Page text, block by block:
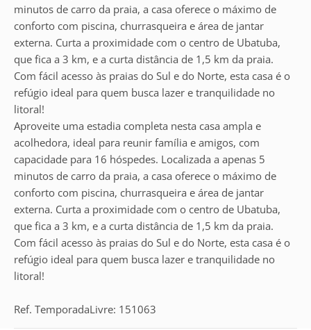
minutos de carro da praia, a casa oferece o máximo de
conforto com piscina, churrasqueira e área de jantar
externa. Curta a proximidade com o centro de Ubatuba,
que fica a 3 km, e a curta distância de 1,5 km da praia.
Com fácil acesso às praias do Sul e do Norte, esta casa é o
refúgio ideal para quem busca lazer e tranquilidade no
litoral!
Aproveite uma estadia completa nesta casa ampla e
acolhedora, ideal para reunir família e amigos, com
capacidade para 16 hóspedes. Localizada a apenas 5
minutos de carro da praia, a casa oferece o máximo de
conforto com piscina, churrasqueira e área de jantar
externa. Curta a proximidade com o centro de Ubatuba,
que fica a 3 km, e a curta distância de 1,5 km da praia.
Com fácil acesso às praias do Sul e do Norte, esta casa é o
refúgio ideal para quem busca lazer e tranquilidade no
litoral!
Ref. TemporadaLivre: 151063